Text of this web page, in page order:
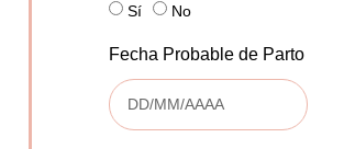
Sí No
Fecha Probable de Parto